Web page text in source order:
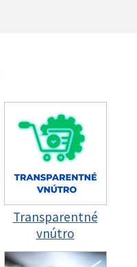
Transparentné
vnútro